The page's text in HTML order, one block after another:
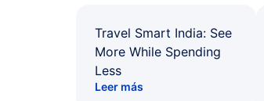
Travel Smart India: See
More While Spending
Less
Leer más